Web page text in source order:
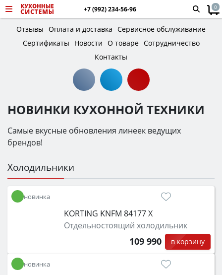
+7 (992) 234-56-96 0
Отзывы Оплата и доставка Сервисное обслуживание
Сертификаты
Новости О товаре Сотрудничество
Контакты
НОВИНКИ КУХОННОЙ ТЕХНИКИ
Самые вкусные обновления линеек ведущих
брендов!
Холодильники
новинка
KORTING KNFM 84177 X
Отдельностоящий холодильник
109 990 в корзину
новинка